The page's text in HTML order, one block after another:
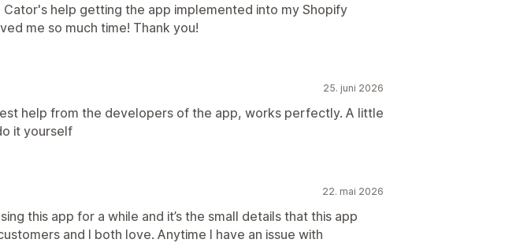
Cator's help getting the app implemented into my Shopify
me so much time! Thank you!
25. juni 2026
help from the developers of the app, works perfectly. A little
it yourself
22. mai 2026
this app for a while and it’s the small details that this app
and I both love. Anytime I have an issue with